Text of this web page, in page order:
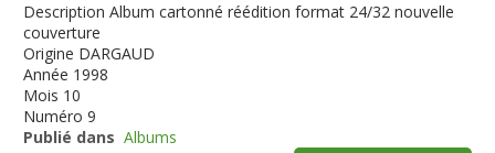
Description Album cartonné réédition format 24/32 nouvelle
couverture
Origine DARGAUD
Année 1998
Mois 10
Numéro 9
Publié dans Albums